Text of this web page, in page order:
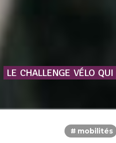
LE CHALLENGE VÉLO QUI
mobilités